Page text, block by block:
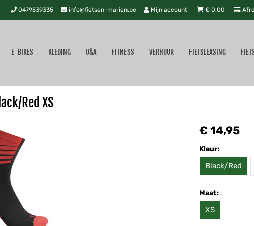
0479539335 info@fietsen-marien.be Mijn account € 0,00
E-BIKES KLEDING O&A FITNESS VERHUUR FIETSLEASING
Red XS
€ 14,95
Kleur:
Black/Red
Maat:
XS